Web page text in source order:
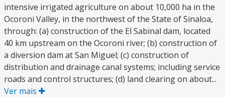
intensive irrigated agriculture on about 10,000 ha in the
Ocoroni Valley, in the northwest of the State of Sinaloa,
through: (a) construction of the El Sabinal dam, located
40 km upstream on the Ocoroni river; (b) construction of
a diversion dam at San Miguel; (c) construction of
distribution and drainage canal systems; including service
roads and control structures; (d) land clearing on about...
Ver mais